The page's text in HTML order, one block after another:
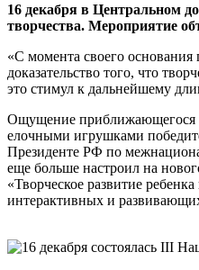
16 декабря в Центральном
творчества. Мероприятие
«С момента своего
доказательство того, что
это стимул к дальнейшему
Ощущение приближающегося
елочными игрушками
Президенте РФ по
еще больше настроил на
«Творческое развитие
интерактивных и